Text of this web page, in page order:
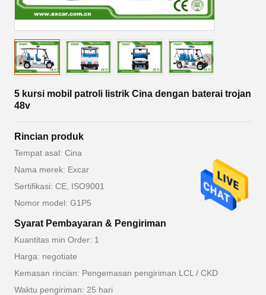
5 kursi mobil patroli listrik Cina dengan baterai trojan
48v
Rincian produk
Tempat asal: Cina
Nama merek: Excar
Sertifikasi: CE, ISO9001
Nomor model: G1P5
Syarat Pembayaran & Pengiriman
Kuantitas min Order: 1
Harga: negotiate
Kemasan rincian: Pengemasan pengiriman LCL / CKD
Waktu pengiriman: 25 hari